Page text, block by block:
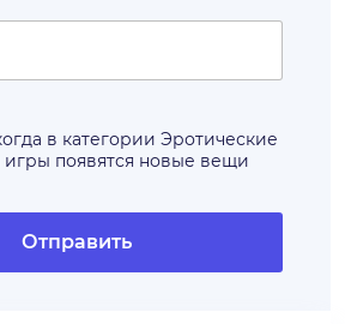
в категории Эротические
игры появятся новые вещи
Отправить